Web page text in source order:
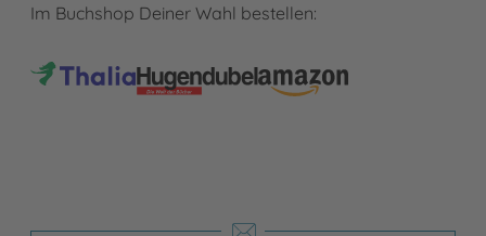
Im Buchshop Deiner Wahl bestellen: